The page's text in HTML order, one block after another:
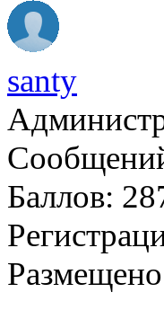
santy
Баллов:
Размещено